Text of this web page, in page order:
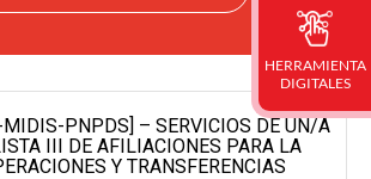
PNPDS] – SERVICIOS DE UN/A
III DE AFILIACIONES PARA LA
Y TRANSFERENCIAS
HERRAMIENTA
DIGITALES